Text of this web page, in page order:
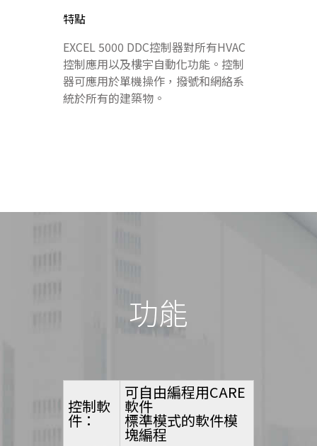
特點
EXCEL 5000 DDC控制器對所有HVAC
控制應用以及樓宇自動化功能。控制
器可應用於單機操作，撥號和網絡系
統於所有的建築物。
功能
控制軟
件：
可自由編程用CARE
軟件
標準模式的軟件模
塊編程